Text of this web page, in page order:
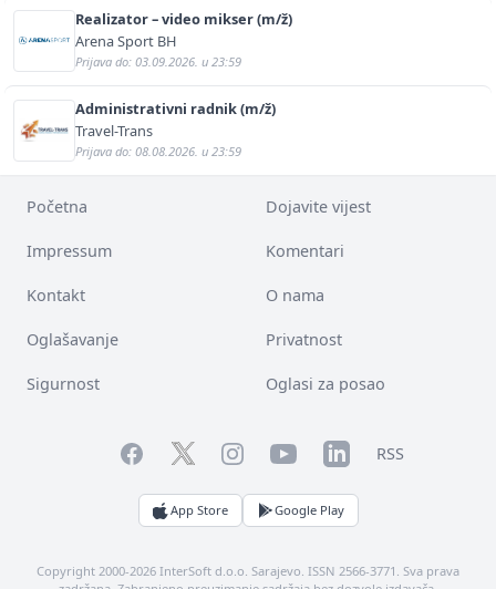
Realizator – video mikser (m/ž)
Arena Sport BH
Prijava do: 03.09.2026. u 23:59
Administrativni radnik (m/ž)
Travel-Trans
Prijava do: 08.08.2026. u 23:59
Početna Dojavite vijest
Impressum Komentari
Kontakt O nama
Oglašavanje Privatnost
Sigurnost Oglasi za posao
FacebookTwitterInstagramYouTubeLinkedInRSS
App Store Google Play
Copyright 2000-2026 InterSoft d.o.o. Sarajevo. ISSN 2566-3771. Sva prava